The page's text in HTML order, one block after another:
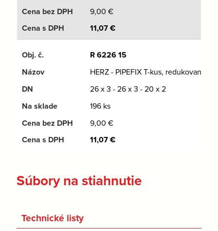
9,00 €
11,07€
R 6226 15
HERZ - PIPEFIX T-kus, redukovaný
26 x 3 - 26 x 3 - 20 x 2
196 ks
9,00 €
11,07€
Súbory na stiahnutie
Technické listy